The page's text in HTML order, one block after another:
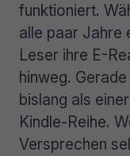
funktioniert.
alle paar Jahre
Leser ihre E-
hinweg.
bislang als
Kindle-Reihe.
Versprechen